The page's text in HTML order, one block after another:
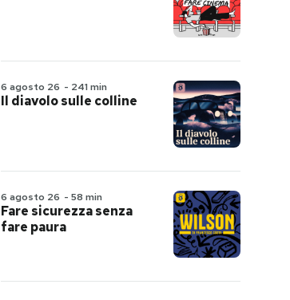
6 agosto 26 - 241 min
Il diavolo sulle colline
6 agosto 26 - 58 min
Fare sicurezza senza
fare paura